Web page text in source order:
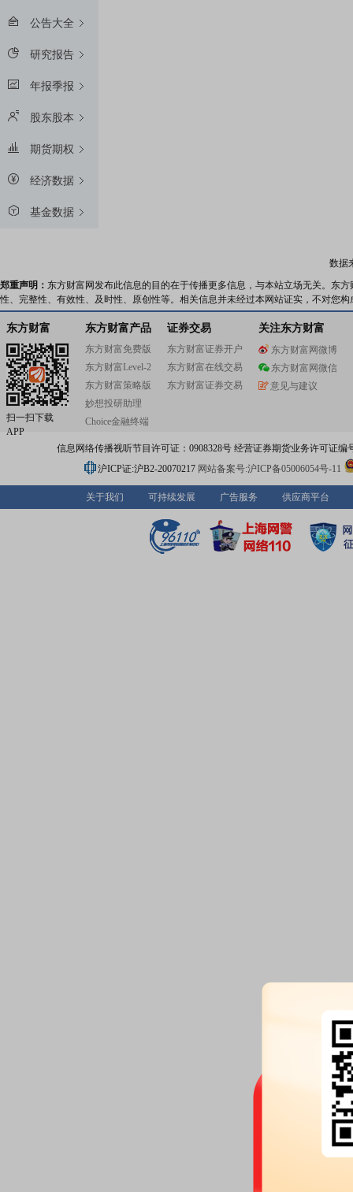
公告大全
研究报告
年报季报
股东股本
期货期权
经济数据
基金数据
数据
郑重声明： 东方财富网发布此信息的目的在于传播更多信息，与本站立场无关。东
性、完整性、有效性、及时性、原创性等。相关信息并未经过本网站证实，不对您
东方财富
扫一扫下载
APP
东方财富产品
东方财富免费版
东方财富Level-2
东方财富策略版
妙想投研助理
Choice金融终端
证券交易
东方财富证券开户
东方财富在线交易
东方财富证券交易
关注东方财富
东方财富网微博
东方财富网微信
意见与建议
信息网络传播视听节目许可证：0908328号 经营证券期货业务许可证编
沪ICP证:沪B2-20070217 网站备案号:沪ICP备05006054号-11
关于我们 可持续发展 广告服务 供应商平台